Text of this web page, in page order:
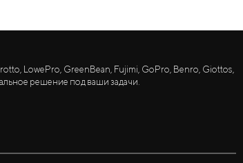
LowePro, GreenBean, Fujimi, GoPro, Benro, Giottos,
решение под ваши задачи.